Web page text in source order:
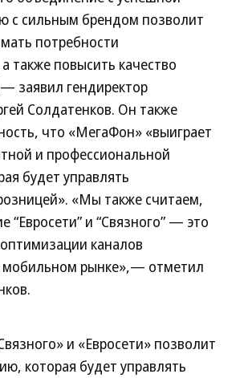
с сильным брендом позволит
потребности
также повысить качество
заявил гендиректор
Солдатенков. Он также
что «МегаФон» «выиграет
и профессиональной
будет управлять
«Мы также считаем,
“Евросети” и “Связного” — это
каналов
мобильном рынке»,— отметил
и «Евросети» позволит
которая будет управлять